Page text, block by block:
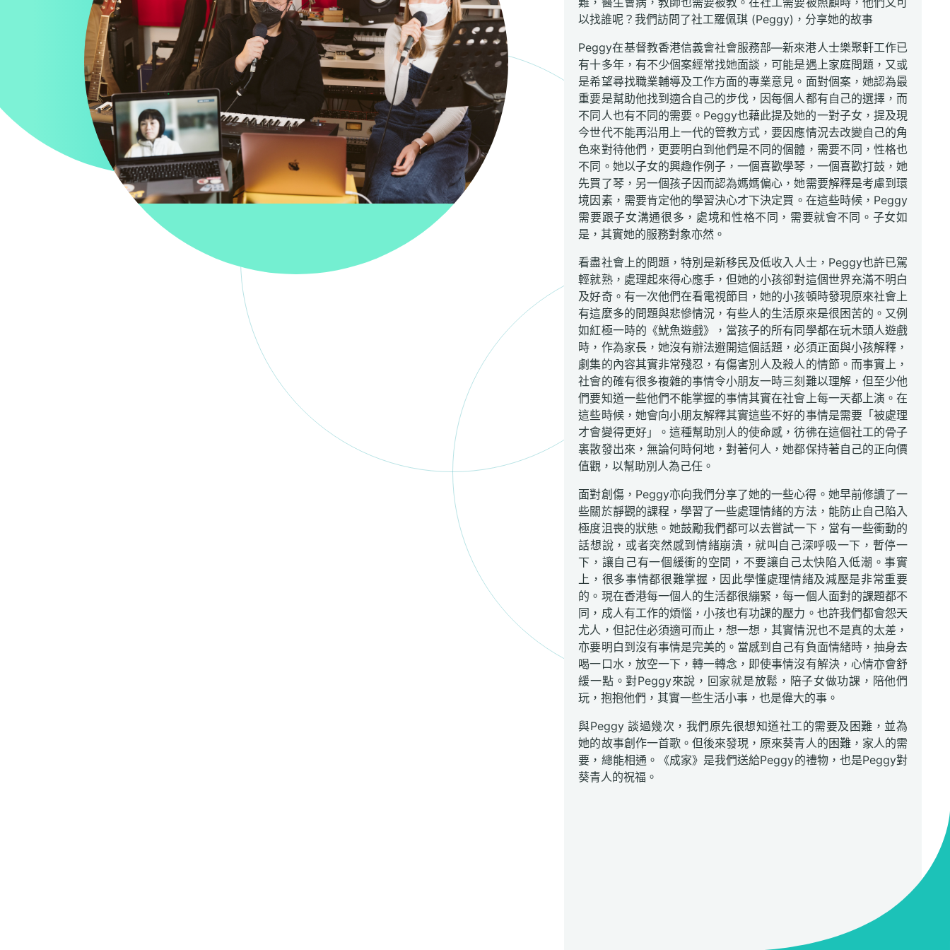
以找誰呢？我們訪問了社工羅佩琪 (Peggy)，分享她的故事
Peggy在基督教香港信義會社會服務部—新來港人士樂聚軒工作已
有十多年，有不少個案經常找她面談，可能是遇上家庭問題，又或
是希望尋找職業輔導及工作方面的專業意見。面對個案，她認為最
重要是幫助他找到適合自己的步伐，因每個人都有自己的選擇，而
不同人也有不同的需要。Peggy也藉此提及她的一對子女，提及現
今世代不能再沿用上一代的管教方式，要因應情況去改變自己的角
色來對待他們，更要明白到他們是不同的個體，需要不同，性格也
不同。她以子女的興趣作例子，一個喜歡學琴，一個喜歡打鼓，她
先買了琴，另一個孩子因而認為媽媽偏心，她需要解釋是考慮到環
境因素，需要肯定他的學習決心才下決定買。在這些時候，Peggy
需要跟子女溝通很多，處境和性格不同，需要就會不同。子女如
是，其實她的服務對象亦然。
看盡社會上的問題，特別是新移民及低收入人士，Peggy也許已駕
輕就熟，處理起來得心應手，但她的小孩卻對這個世界充滿不明白
及好奇。有一次他們在看電視節目，她的小孩頓時發現原來社會上
有這麼多的問題與悲慘情況，有些人的生活原來是很困苦的。又例
如紅極一時的《魷魚遊戲》，當孩子的所有同學都在玩木頭人遊戲
時，作為家長，她沒有辦法避開這個話題，必須正面與小孩解釋，
劇集的內容其實非常殘忍，有傷害別人及殺人的情節。而事實上，
社會的確有很多複雜的事情令小朋友一時三刻難以理解，但至少他
們要知道一些他們不能掌握的事情其實在社會上每一天都上演。在
這些時候，她會向小朋友解釋其實這些不好的事情是需要「被處理
才會變得更好」。這種幫助別人的使命感，彷彿在這個社工的骨子
裏散發出來，無論何時何地，對著何人，她都保持著自己的正向價
值觀，以幫助別人為己任。
面對創傷，Peggy亦向我們分享了她的一些心得。她早前修讀了一
些關於靜觀的課程，學習了一些處理情緒的方法，能防止自己陷入
極度沮喪的狀態。她鼓勵我們都可以去嘗試一下，當有一些衝動的
話想說，或者突然感到情緒崩潰，就叫自己深呼吸一下，暫停一
下，讓自己有一個緩衝的空間，不要讓自己太快陷入低潮。事實
上，很多事情都很難掌握，因此學懂處理情緒及減壓是非常重要
的。現在香港每一個人的生活都很繃緊，每一個人面對的課題都不
同，成人有工作的煩惱，小孩也有功課的壓力。也許我們都會怨天
尤人，但記住必須適可而止，想一想，其實情況也不是真的太差，
亦要明白到沒有事情是完美的。當感到自己有負面情緒時，抽身去
喝一口水，放空一下，轉一轉念，即使事情沒有解決，心情亦會舒
緩一點。對Peggy來說，回家就是放鬆，陪子女做功課，陪他們
玩，抱抱他們，其實一些生活小事，也是偉大的事。
與Peggy 談過幾次，我們原先很想知道社工的需要及困難，並為
她的故事創作一首歌。但後來發現，原來葵青人的困難，家人的需
要，總能相通。《成家》是我們送給Peggy的禮物，也是Peggy對
葵青人的祝福。